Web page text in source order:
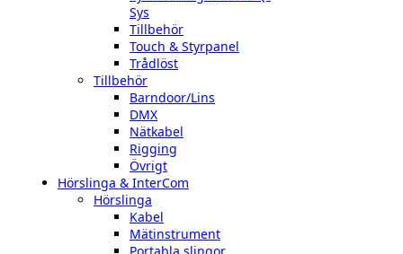
Sys
Tillbehör
Touch & Styrpanel
Trådlöst
Tillbehör
Barndoor/Lins
DMX
Nätkabel
Rigging
Övrigt
Hörslinga & InterCom
Hörslinga
Kabel
Mätinstrument